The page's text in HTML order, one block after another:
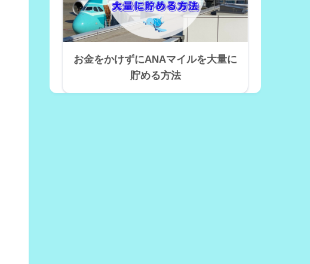
お金をかけずにANAマイルを大量に
貯める方法